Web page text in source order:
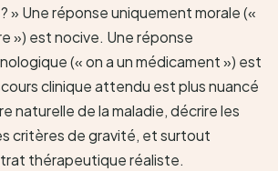
» Une réponse uniquement morale («
») est nocive. Une réponse
(« on a un médicament ») est
clinique attendu est plus nuancé
naturelle de la maladie, décrire les
critères de gravité, et surtout
thérapeutique réaliste.